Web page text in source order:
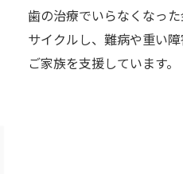
歯の治療でいらなくなっ
サイクルし、難病や重い
ご家族を支援しています。